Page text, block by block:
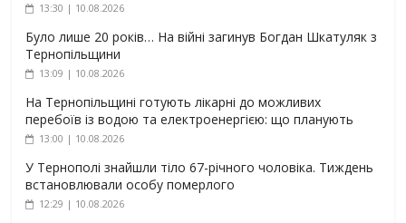
13:30 | 10.08.2026
Було лише 20 років… На війні загинув Богдан Шкатуляк з
Тернопільщини
13:09 | 10.08.2026
На Тернопільщині готують лікарні до можливих
перебоїв із водою та електроенергією: що планують
13:00 | 10.08.2026
У Тернополі знайшли тіло 67-річного чоловіка. Тиждень
встановлювали особу померлого
12:29 | 10.08.2026